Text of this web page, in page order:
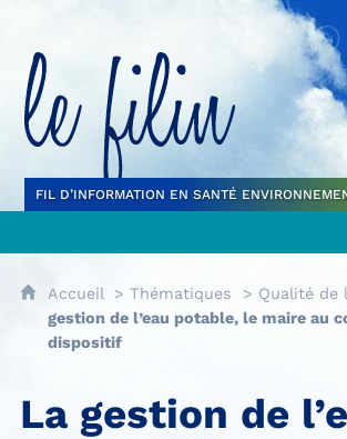
FIL D’INFORMATION EN SANTÉ
Accueil Thématiques Qualité de
gestion de l’eau potable, le maire au
dispositif
La gestion de